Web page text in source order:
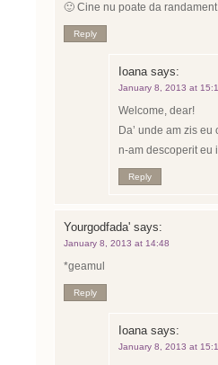
🙂 Cine nu poate da
Reply
Ioana says:
January 8, 2013 at
Welcome, dear!
Da’ unde am zis
n-am descoperit
Reply
Yourgodfada' says:
January 8, 2013 at 14:48
*geamul
Reply
Ioana says:
January 8, 2013 at